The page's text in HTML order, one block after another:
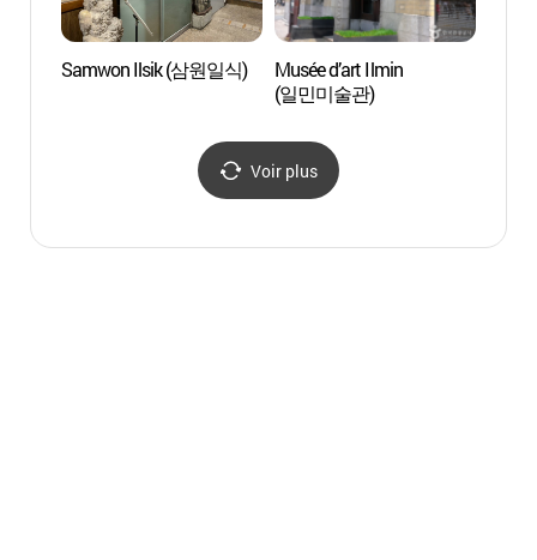
Samwon Ilsik (삼원일식)
Musée d’art Ilmin
(일민미술관)
Voir plus